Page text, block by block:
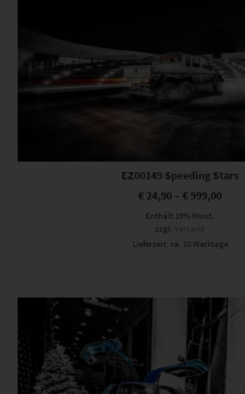
EZ00149 Speeding Stars
€ 24,90 – € 999,00
Enthält 19% Mwst.
zzgl. Versand
Lieferzeit: ca. 10 Werktage
Dieses Produkt weist mehrere Varianten auf. Die Optionen können auf der Produktseite gewählt werden